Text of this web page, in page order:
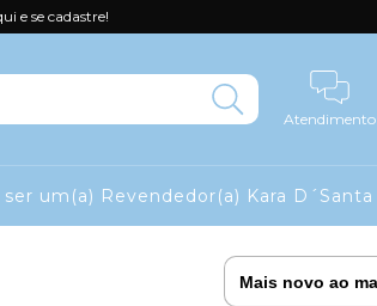
e se cadastre!
Atendimento
um(a) Revendedor(a) Kara D´Santa